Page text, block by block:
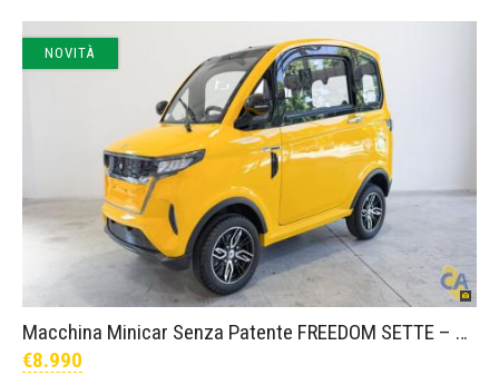
NOVITÀ
Macchina Minicar Senza Patente FREEDOM SETTE – Giallo
€8.990